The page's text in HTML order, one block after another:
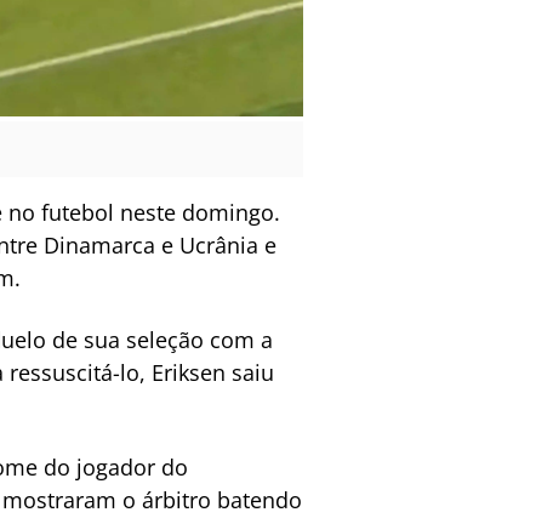
no futebol neste domingo.
Dinamarca e Ucrânia e
de sua seleção com a
lo, Eriksen saiu
do jogador do
o árbitro batendo